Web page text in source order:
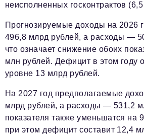
неисполненных госконтрактов
Прогнозируемые доходы на 2026
496,8 млрд рублей, а расходы —
что означает снижение обоих
млн рублей. Дефицит в этом году
уровне 13 млрд рублей.
На 2027 год предполагаемые
млрд рублей, а расходы — 531,2
показателя также уменьшатся на
при этом дефицит составит 12,4